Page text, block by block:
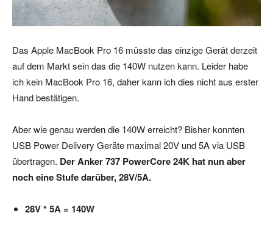
Das Apple MacBook Pro 16 müsste das einzige Gerät derzeit
auf dem Markt sein das die 140W nutzen kann. Leider habe
ich kein MacBook Pro 16, daher kann ich dies nicht aus erster
Hand bestätigen.
Aber wie genau werden die 140W erreicht? Bisher konnten
USB Power Delivery Geräte maximal 20V und 5A via USB
übertragen. Der Anker 737 PowerCore 24K hat nun aber
noch eine Stufe darüber, 28V/5A.
28V * 5A = 140W